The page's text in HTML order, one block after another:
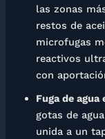
las zonas
restos de
microfugas
reactivos
con
Fuga de
gotas de
unida a un